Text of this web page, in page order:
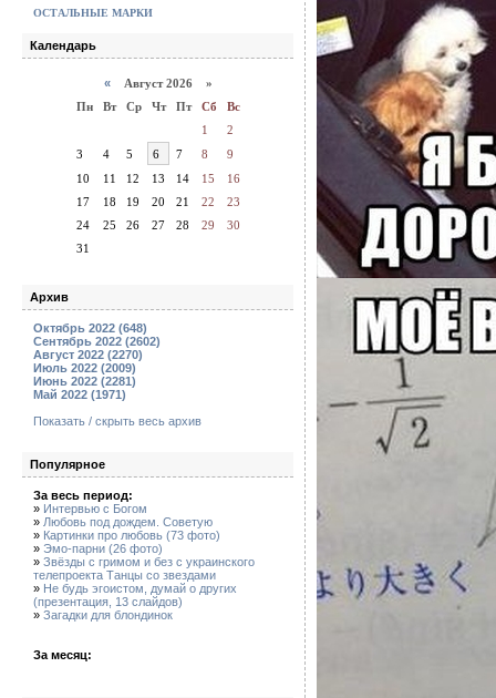
ОСТАЛЬНЫЕ МАРКИ
Календарь
« Август 2026 »
Пн
Вт Ср Чт Пт Сб
Вс
1
2
3
4 5 6 7 8
9
10
11 12 13 14 15
16
17
18 19 20 21 22
23
24
25 26 27 28 29
30
31
Архив
Октябрь 2022 (648)
Сентябрь 2022 (2602)
Август 2022 (2270)
Июль 2022 (2009)
Июнь 2022 (2281)
Май 2022 (1971)
Показать / скрыть весь архив
Популярное
За весь период:
» Интервью с Богом
» Любовь под дождем. Советую
» Картинки про любовь (73 фото)
» Эмо-парни (26 фото)
» Звёзды с гримом и без с украинского
телепроекта Танцы со звездами
» Не будь эгоистом, думай о других
(презентация, 13 слайдов)
» Загадки для блондинок
За месяц: